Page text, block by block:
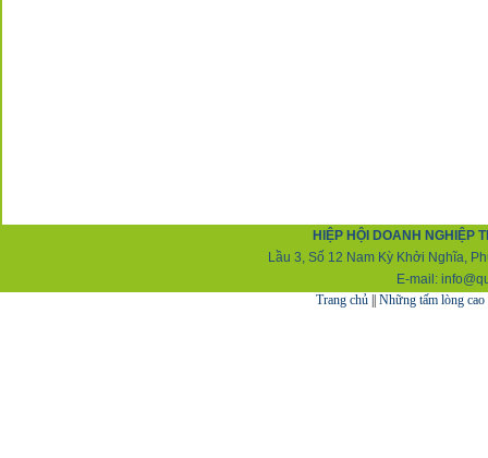
HIỆP HỘI DOANH NGHIỆP
Lầu 3, Số 12 Nam Kỳ Khởi Nghĩa,
E-mail:
Trang chủ|| Những tấm lòng cao